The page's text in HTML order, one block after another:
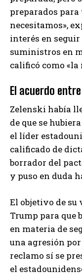
preparados
necesitamos»,
interés en
suministros en
calificó como «la
El acuerdo entre
Zelenski había
de que se
el líder
calificado de
borrador del
y puso en duda
El objetivo de
Trump para que
en materia de
una agresión por
reclamo sí se
el